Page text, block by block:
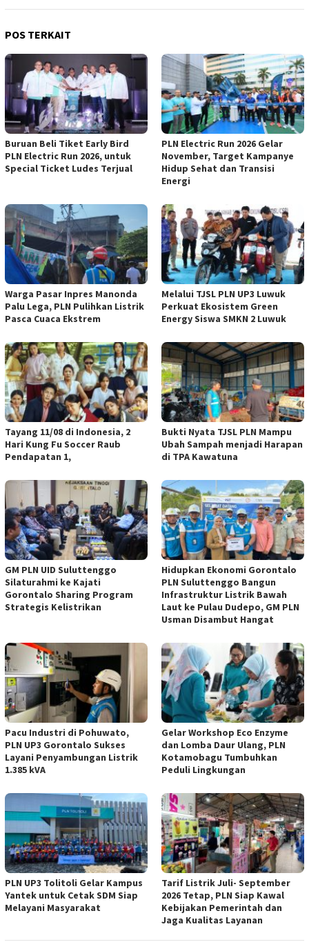
POS TERKAIT
Buruan Beli Tiket Early Bird
PLN Electric Run 2026, untuk
Special Ticket Ludes Terjual
PLN Electric Run 2026 Gelar
November, Target Kampanye
Hidup Sehat dan Transisi
Energi
Warga Pasar Inpres Manonda
Palu Lega, PLN Pulihkan Listrik
Pasca Cuaca Ekstrem
Melalui TJSL PLN UP3 Luwuk
Perkuat Ekosistem Green
Energy Siswa SMKN 2 Luwuk
Tayang 11/08 di Indonesia, 2
Hari Kung Fu Soccer Raub
Pendapatan 1,
Bukti Nyata TJSL PLN Mampu
Ubah Sampah menjadi Harapan
di TPA Kawatuna
GM PLN UID Suluttenggo
Silaturahmi ke Kajati
Gorontalo Sharing Program
Strategis Kelistrikan
Hidupkan Ekonomi Gorontalo
PLN Suluttenggo Bangun
Infrastruktur Listrik Bawah
Laut ke Pulau Dudepo, GM PLN
Usman Disambut Hangat
Pacu Industri di Pohuwato,
PLN UP3 Gorontalo Sukses
Layani Penyambungan Listrik
1.385 kVA
Gelar Workshop Eco Enzyme
dan Lomba Daur Ulang, PLN
Kotamobagu Tumbuhkan
Peduli Lingkungan
PLN UP3 Tolitoli Gelar Kampus
Yantek untuk Cetak SDM Siap
Melayani Masyarakat
Tarif Listrik Juli- September
2026 Tetap, PLN Siap Kawal
Kebijakan Pemerintah dan
Jaga Kualitas Layanan